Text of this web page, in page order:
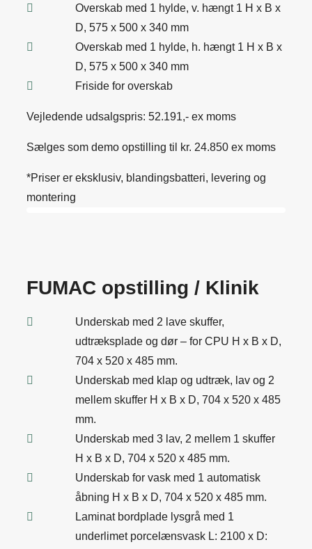
Overskab med 1 hylde, v. hængt 1 H x B x
D, 575 x 500 x 340 mm
Overskab med 1 hylde, h. hængt 1 H x B x
D, 575 x 500 x 340 mm
Friside for overskab
Vejledende udsalgspris: 52.191,- ex moms
Sælges som demo opstilling til kr. 24.850 ex moms
*Priser er eksklusiv, blandingsbatteri, levering og
montering
FUMAC opstilling / Klinik
Underskab med 2 lave skuffer,
udtræksplade og dør – for CPU H x B x D,
704 x 520 x 485 mm.
Underskab med klap og udtræk, lav og 2
mellem skuffer H x B x D, 704 x 520 x 485
mm.
Underskab med 3 lav, 2 mellem 1 skuffer
H x B x D, 704 x 520 x 485 mm.
Underskab for vask med 1 automatisk
åbning H x B x D, 704 x 520 x 485 mm.
Laminat bordplade lysgrå med 1
underlimet porcelænsvask L: 2100 x D: